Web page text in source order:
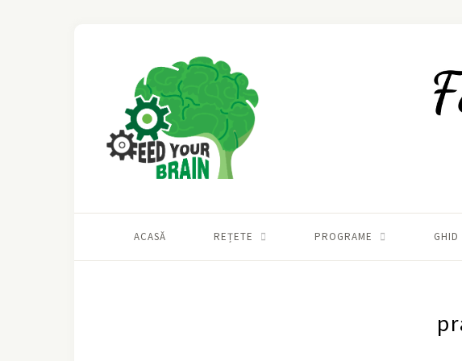
ACASĂ REȚETE PROGRAME GHID